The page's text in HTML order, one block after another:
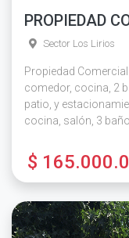
PROPIEDAD
Sector Los Lirios
Propiedad
comedor, cocina, 2
patio, y
cocina, salón, 3
$